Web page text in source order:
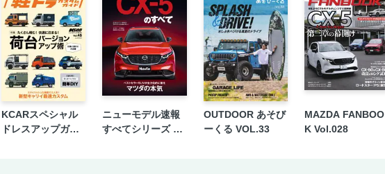
スズキ・ジムニーシエラ
スズキ・エスクード
スズキ・クロスビー
ダイハツ・ロッキー
新型ティグアン登場！／三菱スターキャンプ2023 in 朝霧高原
輸入SUV
BMW X1／iX1
KCARスペシャル
ドレスアップガイ
ニューモデル速報
すべてシリーズ 第
OUTDOOR あそび
ーくる VOL.33
MAZDA FANBOO
K Vol.028